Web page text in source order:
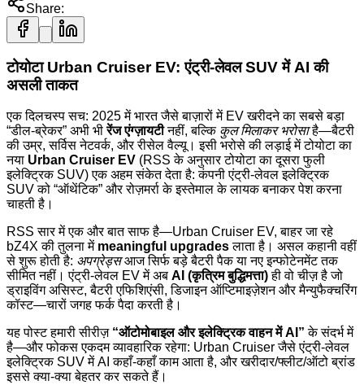
Share:
टोयोटा Urban Cruiser EV: एंट्री-लेवल SUV में AI की
असली ताकत
एक दिलचस्प सच: 2025 में भारत जैसे बाज़ारों में EV खरीदने का सबसे बड़ा
“डील-ब्रेकर” अभी भीरेंज एंग्ज़ायटीनहीं, बल्कि कुल मिलाकर भरोसाहै—बैटरी
की उम्र, सर्विस नेटवर्क, और रीसेल वैल्यू। इसी भरोसे की लड़ाई में टोयोटा का
नया Urban Cruiser EV (RSS के अनुसार टोयोटा का दूसरा फुली
इलेक्ट्रिक SUV) एक अहम संकेत देता है: कंपनी एंट्री-लेवल इलेक्ट्रिक
SUV को “ऑथेंटिक” और रोज़मर्रा के इस्तेमाल के लायक बनाकर पेश करना
चाहती है।
RSS सार में एक और बात साफ है—Urban Cruiser EV, बाहर जा रहे
bZ4X की तुलना में meaningful upgradesलाता है। असल कहानी वहीं
से शुरू होती है: अपग्रेड्सआज सिर्फ बड़े बैटरी पैक या नए इन्फोटेनमेंट तक
सीमित नहीं। एंट्री-लेवल EV में अब AI (कृत्रिम बुद्धिमत्ता)ही वो चीज़ है जो
ड्राइविंग असिस्ट, बैटरी एफिशिएंसी, डिजाइन ऑप्टिमाइज़ेशन और मैन्युफैक्चरिंग
कॉस्ट—चारों जगह फर्क पैदा करती है।
यह पोस्ट हमारी सीरीज़ “ऑटोमोबाइल और इलेक्ट्रिक वाहन में AI” के संदर्भ में
है—और फोकस एकदम व्यावहारिक रहेगा: Urban Cruiser जैसे एंट्री-लेवल
इलेक्ट्रिक SUV में AI कहाँ-कहाँ काम आता है, और खरीदार/फ्लीट/ऑटो ब्रांड
इससे क्या-क्या बेहतर कर सकते हैं।